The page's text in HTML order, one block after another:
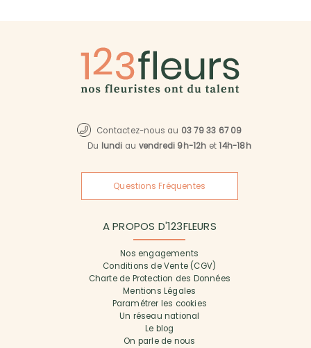
Contactez-nous au 03 79 33 67 09
Du lundi au vendredi 9h-12h et14h-18h
Questions Fréquentes
A PROPOS D'123FLEURS
Nos engagements
Conditions de Vente (CGV)
Charte de Protection des Données
Mentions Légales
Paramétrer les cookies
Un réseau national
Le blog
On parle de nous